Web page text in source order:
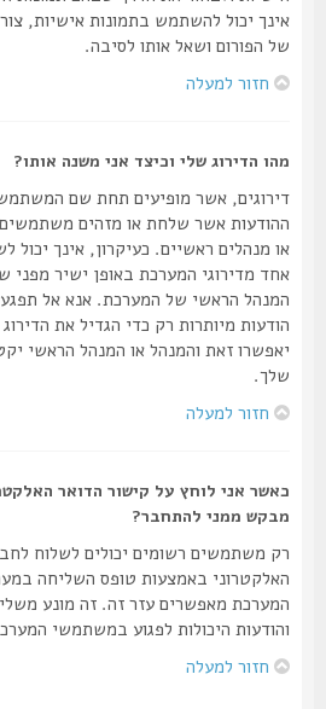
אינך יכול להשתמש בתמונות אישיות, צור
של הפורום ושאל אותו לסיבה.
חזור למעלה
מהו הדירוג שלי וכיצד אני משנה אותו?
דירוגים, אשר מופיעים תחת שם המשתמש
ההודעות אשר שלחת או מזהים משתמשים
או מנהלים ראשיים. כעיקרון, אינך יכול
אחד מדירוגי המערכת באופן ישיר מפני שהם
המנהל הראשי של המערכת. אנא אל תפגע
הודעות מיותרות רק כדי הגדיל את הדירוג
יאפשרו זאת והמנהל או המנהל הראשי יקטין
חזור למעלה
כאשר אני לוחץ על קישור הדואר
מבקש ממני להתחבר?
רק משתמשים רשומים יכולים לשלוח לחברי
האלקטרוני באמצעות טופס השליחה
המערכת מאפשרים עזר זה. זה מונע משליחת
והודעות היכולות לפגוע במשתמשי המערכת.
חזור למעלה